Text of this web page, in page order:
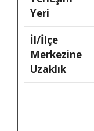
Yeri
İl/İlçe
Merkezine
Uzaklık